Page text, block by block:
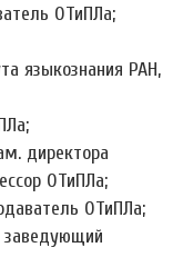
ОТиПЛа;
языкознания РАН,
директора
ОТиПЛа;
ОТиПЛа;
заведующий